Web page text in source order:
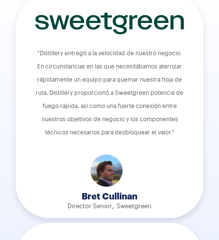
Bret Cullinan
Director Senior, Sweetgreen
"Distillery entregó a la velocidad de nuestro negocio.
En circunstancias en las que necesitábamos aterrizar
rápidamente un equipo para quemar nuestra hoja de
ruta, Distillery proporcionó a Sweetgreen potencia de
fuego rápida, así como una fuerte conexión entre
nuestros objetivos de negocio y los componentes
técnicos necesarios para desbloquear el valor."